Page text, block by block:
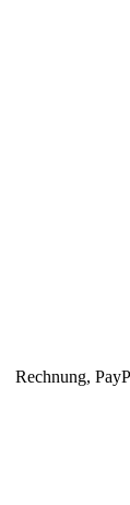
Rechnung,